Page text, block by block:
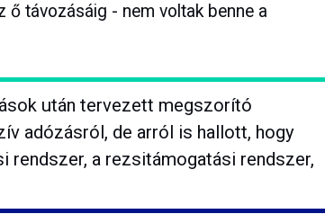
ő távozásáig - nem voltak benne a
után tervezett megszorító
adózásról, de arról is hallott, hogy
rendszer, a rezsitámogatási rendszer,